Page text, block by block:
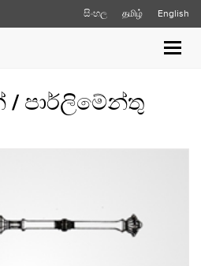
සිංහල தமிழ் English
පාර්ලිමේන්තු